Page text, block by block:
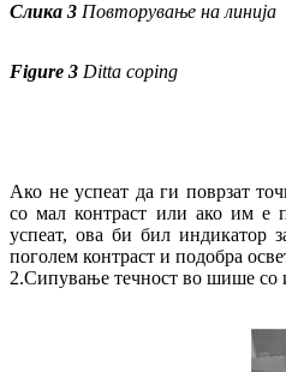
Слика 3 Повторување на линија
Figure 3 Ditta coping
Ако не успеат да ги поврзат
со мал контраст или ако им е
успеат, ова би бил индикатор
поголем контраст и подобра
2.Сипување течност во шише со